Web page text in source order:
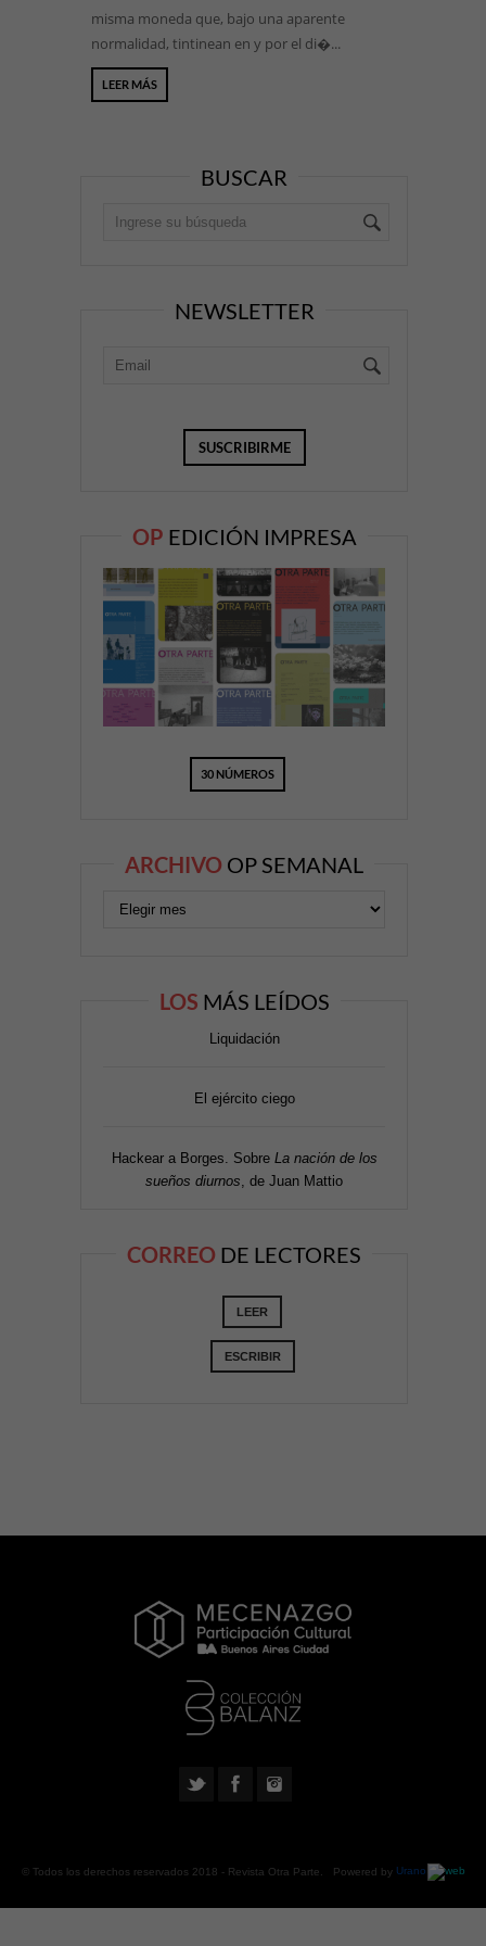
misma moneda que, bajo una aparente
normalidad, tintinean en y por el di�...
LEER MÁS
BUSCAR
NEWSLETTER
OP EDICIÓN IMPRESA
30 NÚMEROS
ARCHIVO OP SEMANAL
LOS MÁS LEÍDOS
Liquidación
El ejército ciego
Hackear a Borges. Sobre La nación de los
sueños diurnos , de Juan Mattio
CORREO DE LECTORES
LEER
ESCRIBIR
© Todos los derechos reservados 2018 - Revista Otra Parte . Powered by Urano web